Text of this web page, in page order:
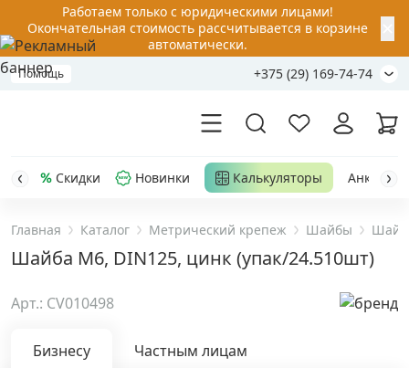
Работаем только с юридическими лицами!
Окончательная стоимость рассчитывается в корзине
автоматически.
Помощь +375 (29) 169-74-74
Акции
Скидки Новинки Калькуляторы Анкер-
Главная Каталог Метрический крепеж Шайбы
Шайба М6, DIN125, цинк (упак/24.510шт)
Арт.: CV010498
Бизнесу Частным лицам